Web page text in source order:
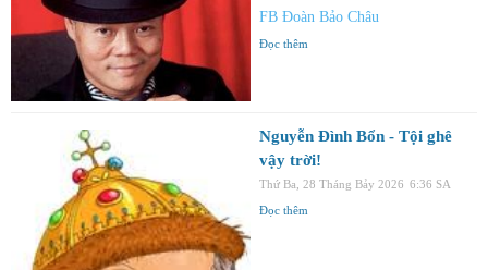
FB Đoàn Bảo Châu
Đọc thêm
Nguyễn Đình Bổn - Tội ghê
vậy trời!
Thứ Ba, 28 Tháng Bảy 2026 6:36 SA
Đọc thêm